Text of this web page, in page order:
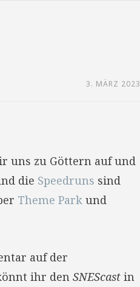
3. MÄRZ 2023
uns zu Göttern auf und
die Speedruns sind
Theme Park und
auf der
ihr den SNEScast in